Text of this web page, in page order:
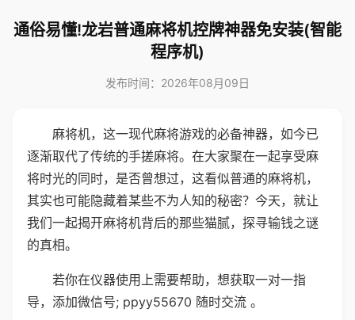
通俗易懂!龙岩普通麻将机控牌神器免安装(智能
程序机)
发布时间：2026年08月09日
麻将机，这一现代麻将游戏的必备神器，如今已
逐渐取代了传统的手搓麻将。在大家聚在一起享受麻
将时光的同时，是否曾想过，这看似普通的麻将机，
其实也可能隐藏着某些不为人知的秘密？今天，就让
我们一起揭开麻将机背后的那些猫腻，探寻输钱之谜
的真相。
若你在仪器使用上需要帮助，想获取一对一指
导，添加微信号; ppyy55670 随时交流 。